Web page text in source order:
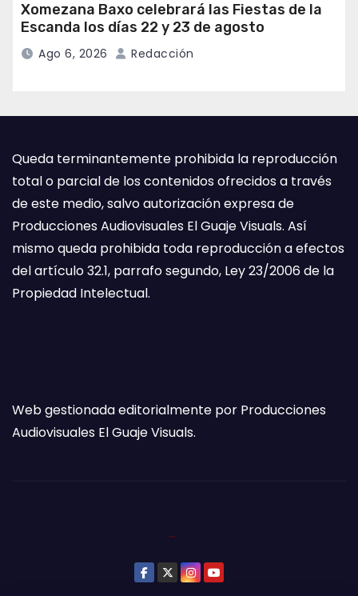
Xomezana Baxo celebrará las Fiestas de la
Escanda los días 22 y 23 de agosto
Ago 6, 2026 Redacción
Queda terminantemente prohibida la reproducción
total o parcial de los contenidos ofrecidos a través
de este medio, salvo autorización expresa de
Producciones Audiovisuales El Guaje Visuals. Así
mismo queda prohibida toda reproducción a efectos
del artículo 32.1, parrafo segundo, Ley 23/2006 de la
Propiedad Intelectual.
Web gestionada editorialmente por Producciones
Audiovisuales El Guaje Visuals.